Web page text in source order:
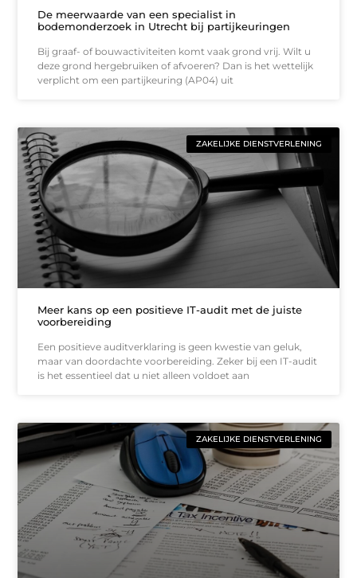
De meerwaarde van een specialist in
bodemonderzoek in Utrecht bij partijkeuringen
Bij graaf- of bouwactiviteiten komt vaak grond vrij. Wilt u
deze grond hergebruiken of afvoeren? Dan is het wettelijk
verplicht om een partijkeuring (AP04) uit
ZAKELIJKE DIENSTVERLENING
Meer kans op een positieve IT-audit met de juiste
voorbereiding
Een positieve auditverklaring is geen kwestie van geluk,
maar van doordachte voorbereiding. Zeker bij een IT-audit
is het essentieel dat u niet alleen voldoet aan
ZAKELIJKE DIENSTVERLENING